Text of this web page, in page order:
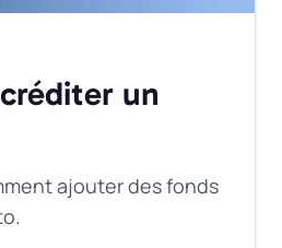
un
ajouter des fonds